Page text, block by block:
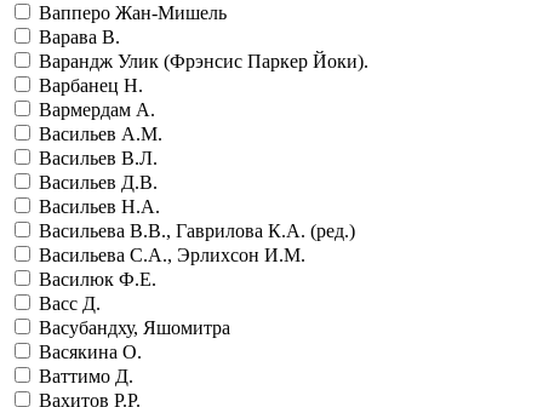
Вапперо Жан-Мишель
Варава В.
Варандж Улик (Фрэнсис Паркер Йоки).
Варбанец Н.
Вармердам А.
Васильев А.М.
Васильев В.Л.
Васильев Д.В.
Васильев Н.А.
Васильева В.В., Гаврилова К.А. (ред.)
Васильева С.А., Эрлихсон И.М.
Василюк Ф.Е.
Васс Д.
Васубандху, Яшомитра
Васякина О.
Ваттимо Д.
Вахитов Р.Р.